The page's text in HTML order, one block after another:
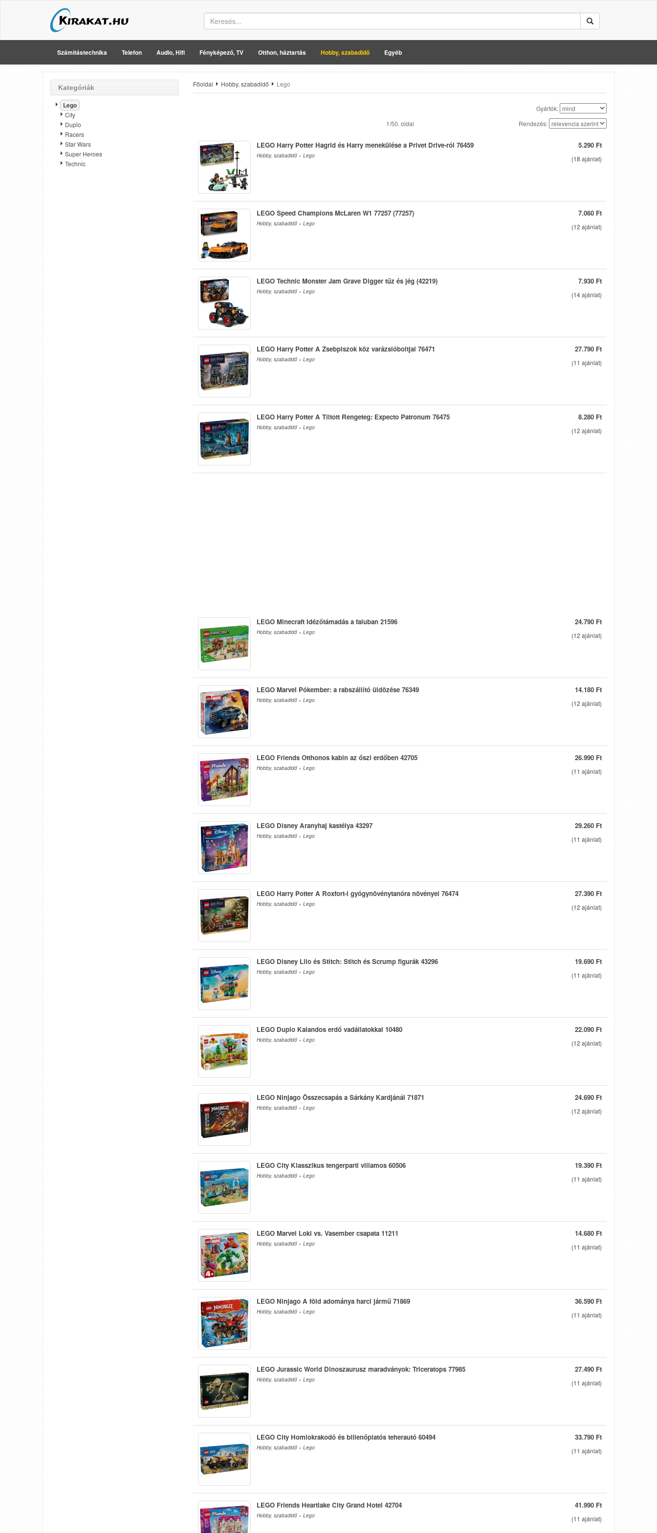
Számítástechnika Telefon Audio, Hifi Fényképező, TV Otthon, háztartás Hobby, szabadidő Egyéb
Kategóriák
Lego
City
Duplo
Racers
Star Wars
Super Heroes
Technic
Főoldal Hobby, szabadidő Lego
Gyártók:
1/50. oldal
Rendezés:
5.290 Ft
(18 ajánlat)
LEGO Harry Potter Hagrid és Harry menekülése a Privet Drive-ról 76459
Hobby, szabadidő » Lego
7.060 Ft
(12 ajánlat)
LEGO Speed Champions McLaren W1 77257 (77257)
Hobby, szabadidő » Lego
7.930 Ft
(14ajánlat)
LEGO Technic Monster Jam Grave Digger tűz és jég (42219)
Hobby, szabadidő » Lego
27.790 Ft
(11 ajánlat)
LEGO Harry Potter A Zsebpiszok köz varázslóboltjai 76471
Hobby, szabadidő » Lego
8.280 Ft
(12 ajánlat)
LEGO Harry Potter A Tiltott Rengeteg: Expecto Patronum 76475
Hobby, szabadidő » Lego
24.790 Ft
(12 ajánlat)
LEGO Minecraft Idézőtámadás a faluban 21596
Hobby, szabadidő » Lego
14.180 Ft
(12 ajánlat)
LEGO Marvel Pókember: a rabszállító üldözése 76349
Hobby, szabadidő » Lego
26.990 Ft
(11 ajánlat)
LEGO Friends Otthonos kabin az őszi erdőben 42705
Hobby, szabadidő » Lego
29.260 Ft
(11 ajánlat)
LEGO Disney Aranyhaj kastélya 43297
Hobby, szabadidő » Lego
27.390 Ft
(12 ajánlat)
LEGO Harry Potter A Roxfort-i gyógynövénytanóra növényei 76474
Hobby, szabadidő » Lego
19.690 Ft
(11 ajánlat)
LEGO Disney Lilo és Stitch: Stitch és Scrump figurák 43296
Hobby, szabadidő » Lego
22.090 Ft
(12 ajánlat)
LEGO Duplo Kalandos erdő vadállatokkal 10480
Hobby, szabadidő » Lego
24.690 Ft
(12 ajánlat)
LEGO Ninjago Összecsapás a Sárkány Kardjánál 71871
Hobby, szabadidő » Lego
19.390 Ft
(11 ajánlat)
LEGO City Klasszikus tengerparti villamos 60506
Hobby, szabadidő » Lego
14.680 Ft
(11 ajánlat)
LEGO Marvel Loki vs. Vasember csapata 11211
Hobby, szabadidő » Lego
36.590 Ft
(11 ajánlat)
LEGO Ninjago A föld adománya harci jármű 71869
Hobby, szabadidő » Lego
27.490 Ft
(11 ajánlat)
LEGO Jurassic World Dinoszaurusz maradványok: Triceratops 77985
Hobby, szabadidő » Lego
33.790 Ft
(11 ajánlat)
LEGO City Homlokrakodó és billenőplatós teherautó 60494
Hobby, szabadidő » Lego
41.990 Ft
(11 ajánlat)
LEGO Friends Heartlake City Grand Hotel 42704
Hobby, szabadidő » Lego